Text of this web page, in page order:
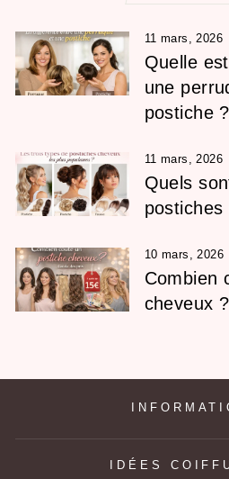
11 mars, 2026
Quelle
une
postiche ?
11 mars, 2026
Quels
postiches
10 mars, 2026
Combien
cheveux ?
IDÉES